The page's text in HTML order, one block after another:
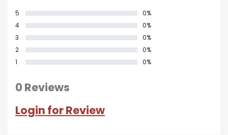
5
0%
4
0%
3
0%
2
0%
1
0%
0 Reviews
Login for Review